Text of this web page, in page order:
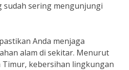
sudah sering mengunjungi
Anda menjaga
alam di sekitar. Menurut
Timur, kebersihan lingkungan